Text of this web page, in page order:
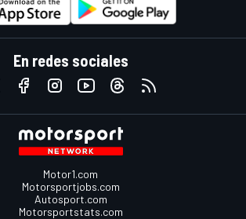
En redes sociales
Motor1.com
Motorsportjobs.com
Autosport.com
Motorsportstats.com